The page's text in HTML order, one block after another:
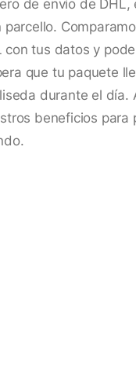
de envío de DHL,
parcello.
con tus datos y
que tu paquete
durante el día.
beneficios para